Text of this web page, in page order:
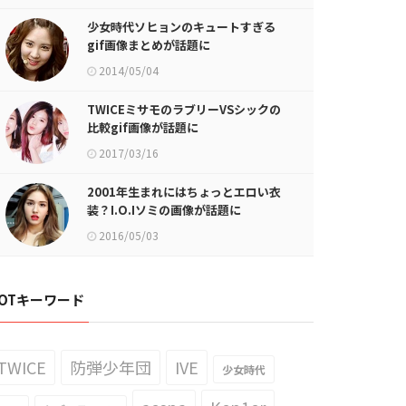
少女時代ソヒョンのキュートすぎる
gif画像まとめが話題に
2014/05/04
TWICEミサモのラブリーVSシックの
比較gif画像が話題に
2017/03/16
2001年生まれにはちょっとエロい衣
装？I.O.Iソミの画像が話題に
2016/05/03
キーワード
防弾少年団 IVE 少女時代